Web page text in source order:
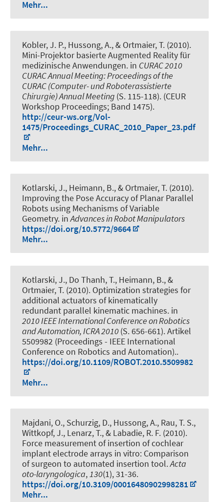
Mehr...
Kobler, J. P., Hussong, A., & Ortmaier, T. (2010).
Mini-Projektor basierte Augmented Reality für
medizinische Anwendungen. in CURAC 2010
CURAC Annual Meeting: Proceedings of the
CURAC (Computer- und Roboterassistierte
Chirurgie) Annual Meeting (S. 115-118). (CEUR
Workshop Proceedings; Band 1475).
http://ceur-ws.org/Vol-
1475/Proceedings_CURAC_2010_Paper_23.pdf
Mehr...
Kotlarski, J., Heimann, B., & Ortmaier, T. (2010).
Improving the Pose Accuracy of Planar Parallel
Robots using Mechanisms of Variable
Geometry. inAdvances in Robot Manipulators
https://doi.org/10.5772/9664
Mehr...
Kotlarski, J., Do Thanh, T., Heimann, B., &
Ortmaier, T. (2010). Optimization strategies for
additional actuators of kinematically
redundant parallel kinematic machines. in
2010 IEEE International Conference on Robotics
and Automation, ICRA 2010(S. 656-661). Artikel
5509982 (Proceedings - IEEE International
Conference on Robotics and Automation)..
https://doi.org/10.1109/ROBOT.2010.5509982
Mehr...
Majdani, O., Schurzig, D., Hussong, A., Rau, T. S.,
Wittkopf, J., Lenarz, T., & Labadie, R. F. (2010).
Force measurement of insertion of cochlear
implant electrode arrays in vitro: Comparison
of surgeon to automated insertion tool.Acta
oto-laryngologica,130(1), 31-36.
https://doi.org/10.3109/00016480902998281
Mehr...